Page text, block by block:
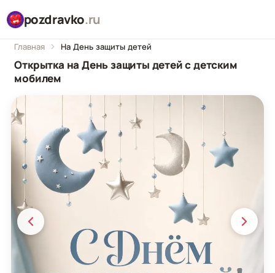
pozdravko.ru
Главная На День защиты детей
Открытка на День защиты детей с детским
мобилем